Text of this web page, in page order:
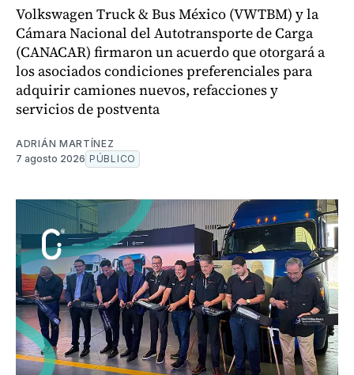
Volkswagen Truck & Bus México (VWTBM) y la
Cámara Nacional del Autotransporte de Carga
(CANACAR) firmaron un acuerdo que otorgará a
los asociados condiciones preferenciales para
adquirir camiones nuevos, refacciones y
servicios de postventa
ADRIÁN MARTÍNEZ
7 agosto 2026 PÚBLICO